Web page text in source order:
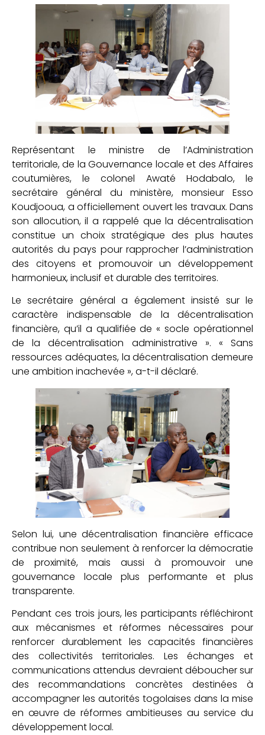
Représentant le ministre de l’Administration
territoriale, de la Gouvernance locale et des Affaires
coutumières, le colonel Awaté Hodabalo, le
secrétaire général du ministère, monsieur Esso
Koudjooua, a officiellement ouvert les travaux. Dans
son allocution, il a rappelé que la décentralisation
constitue un choix stratégique des plus hautes
autorités du pays pour rapprocher l’administration
des citoyens et promouvoir un développement
harmonieux, inclusif et durable des territoires.
Le secrétaire général a également insisté sur le
caractère indispensable de la décentralisation
financière, qu’il a qualifiée de « socle opérationnel
de la décentralisation administrative ». « Sans
ressources adéquates, la décentralisation demeure
une ambition inachevée », a-t-il déclaré.
Selon lui, une décentralisation financière efficace
contribue non seulement à renforcer la démocratie
de proximité, mais aussi à promouvoir une
gouvernance locale plus performante et plus
transparente.
Pendant ces trois jours, les participants réfléchiront
aux mécanismes et réformes nécessaires pour
renforcer durablement les capacités financières
des collectivités territoriales. Les échanges et
communications attendus devraient déboucher sur
des recommandations concrètes destinées à
accompagner les autorités togolaises dans la mise
en œuvre de réformes ambitieuses au service du
développement local.